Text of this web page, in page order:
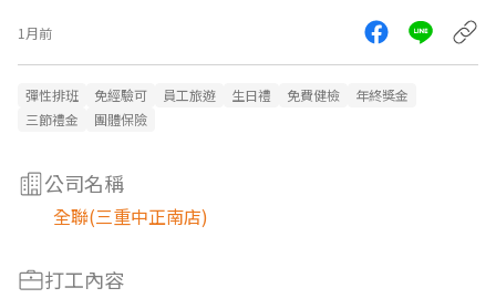
1月前
彈性排班 免經驗可 員工旅遊 生日禮 免費健檢
年終獎金
三節禮金
團體保險
公司名稱
全聯(三重中正南店)
打工內容